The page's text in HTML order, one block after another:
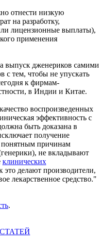
отнести низкую
на разработку,
лицензионные выплаты),
применения
выпуск дженериков самими
с тем, чтобы не упускать
к фирмам-
в Индии и Китае.
воспроизведенных
эффективность с
быть доказана в
получение
понятным причинам
не вкладывают
клинических
это делают производители,
лекарственное средство."
.